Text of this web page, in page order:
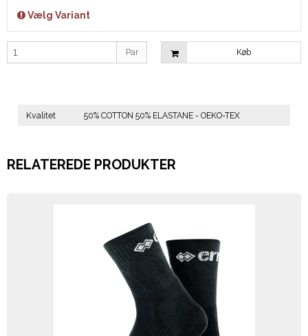
Vælg Variant
Par Køb
Kvalitet 50% COTTON 50% ELASTANE - OEKO-TEX
RELATEREDE PRODUKTER